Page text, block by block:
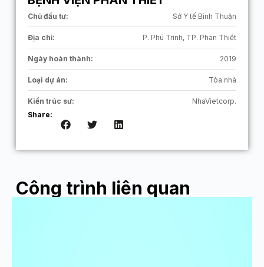
Chủ đầu tư: Sở Y tế Bình Thuận
Địa chỉ: P. Phú Trinh, TP. Phan Thiết
Ngày hoàn thành: 2019
Loại dự án: Tòa nhà
Kiến trúc sư:
NhaVietcorp.
Share:
Công trình liên quan